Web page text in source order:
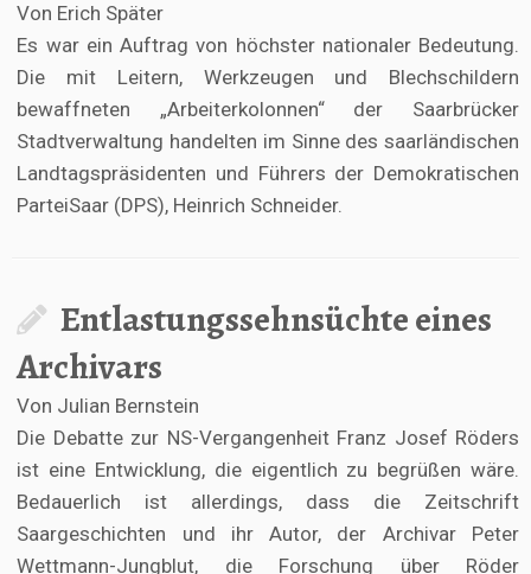
Von Erich Später
Es war ein Auftrag von höchster nationaler Bedeutung.
Die mit Leitern, Werkzeugen und Blechschildern
bewaffneten „Arbeiterkolonnen“ der Saarbrücker
Stadtverwaltung handelten im Sinne des saarländischen
Landtagspräsidenten und Führers der Demokratischen
ParteiSaar (DPS), Heinrich Schneider.
Entlastungssehnsüchte eines
Archivars
Von Julian Bernstein
Die Debatte zur NS-Vergangenheit Franz Josef Röders
ist eine Entwicklung, die eigentlich zu begrüßen wäre.
Bedauerlich ist allerdings, dass die Zeitschrift
Saargeschichten und ihr Autor, der Archivar Peter
Wettmann-Jungblut, die Forschung über Röder